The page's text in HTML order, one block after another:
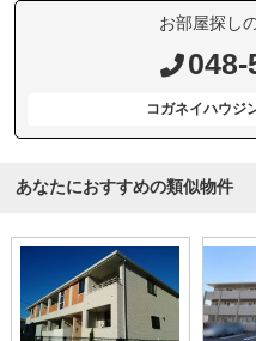
お部屋探し
048-
コガネイハウ
あなたにおすすめの類似物件